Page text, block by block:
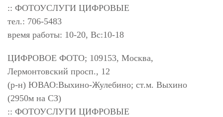
:: ФОТОУСЛУГИ ЦИФРОВЫЕ
тел.: 706-5483
время работы: 10-20, Вс:10-18
ЦИФРОВОЕ ФОТО; 109153, Москва,
Лермонтовский просп., 12
(р-н) ЮВАО:Выхино-Жулебино; ст.м. Выхино
(2950м на СЗ)
:: ФОТОУСЛУГИ ЦИФРОВЫЕ